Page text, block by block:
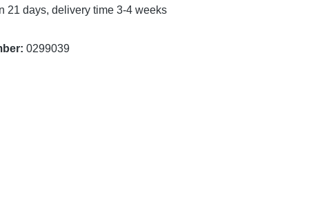
21 days, delivery time 3-4 weeks
0299039